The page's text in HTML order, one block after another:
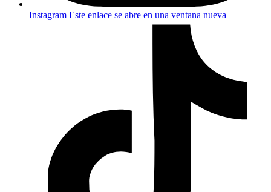
Instagram Este enlace se abre en una ventana nueva